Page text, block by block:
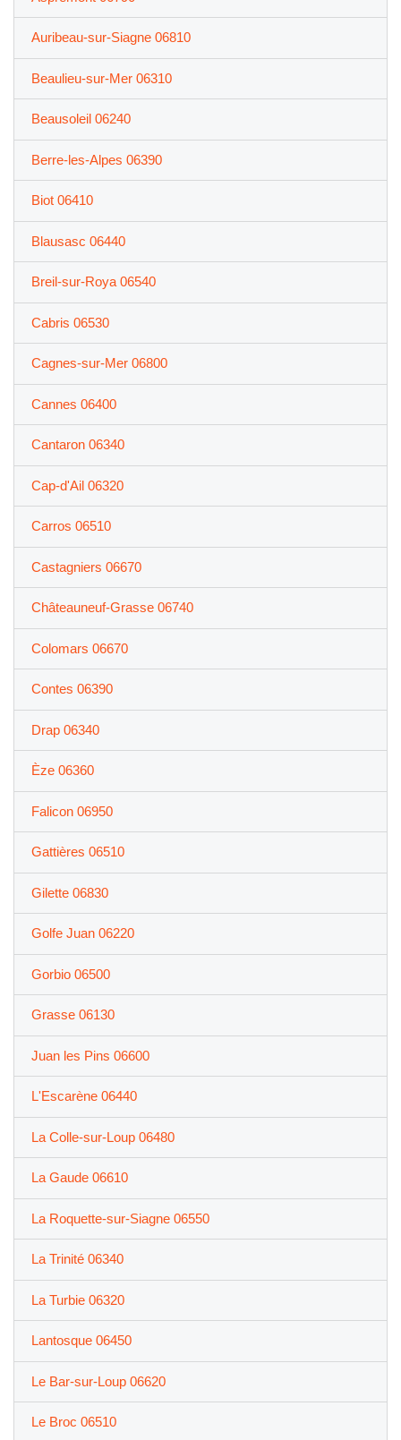
Auribeau-sur-Siagne 06810
Beaulieu-sur-Mer 06310
Beausoleil 06240
Berre-les-Alpes 06390
Biot 06410
Blausasc 06440
Breil-sur-Roya 06540
Cabris 06530
Cagnes-sur-Mer 06800
Cannes 06400
Cantaron 06340
Cap-d'Ail 06320
Carros 06510
Castagniers 06670
Châteauneuf-Grasse 06740
Colomars 06670
Contes 06390
Drap 06340
Èze 06360
Falicon 06950
Gattières 06510
Gilette 06830
Golfe Juan 06220
Gorbio 06500
Grasse 06130
Juan les Pins 06600
L'Escarène 06440
La Colle-sur-Loup 06480
La Gaude 06610
La Roquette-sur-Siagne 06550
La Trinité 06340
La Turbie 06320
Lantosque 06450
Le Bar-sur-Loup 06620
Le Broc 06510